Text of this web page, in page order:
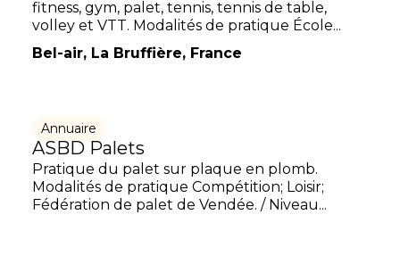
fitness, gym, palet, tennis, tennis de table,
volley et VTT. Modalités de pratique École...
Bel-air, La Bruffière, France
Annuaire
ASBD Palets
Pratique du palet sur plaque en plomb.
Modalités de pratique Compétition; Loisir;
Fédération de palet de Vendée. / Niveau...